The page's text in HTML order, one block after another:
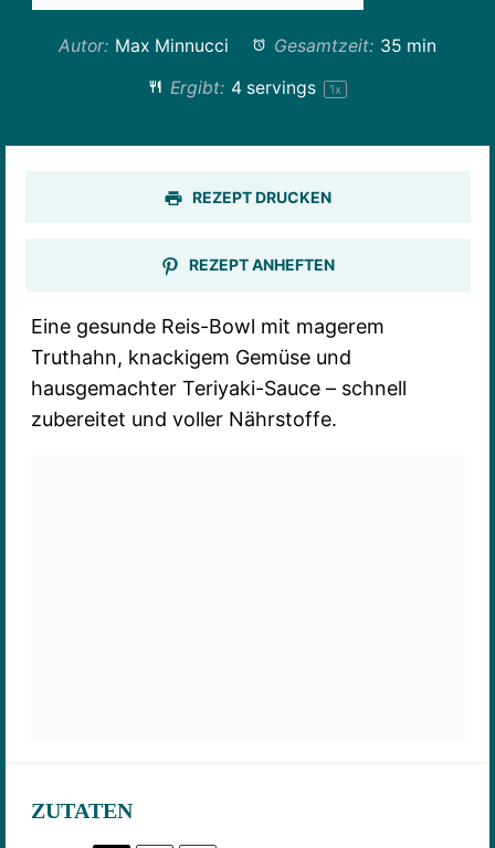
Autor: Max Minnucci Gesamtzeit: 35 min
Ergibt: 4servings 1x
REZEPT DRUCKEN
REZEPT ANHEFTEN
Eine gesunde Reis-Bowl mit magerem
Truthahn, knackigem Gemüse und
hausgemachter Teriyaki-Sauce – schnell
zubereitet und voller Nährstoffe.
ZUTATEN